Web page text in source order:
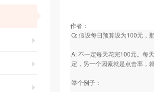
作者：
Q: 假设每日预算设为100元，
A: 不一定每天花完100元。每
定，另一个因素就是点击率，
举个例子：